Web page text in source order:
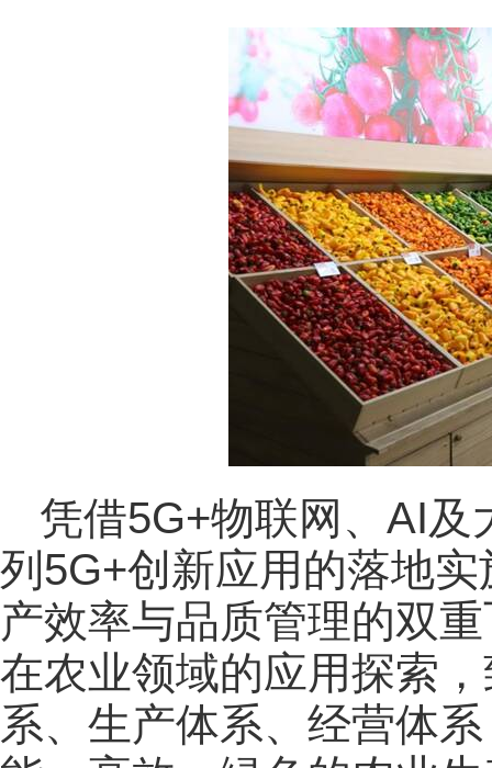
凭借5G+物联网、AI
列5G+创新应用的落地
产效率与品质管理的双
在农业领域的应用探索
系、生产体系、经营体